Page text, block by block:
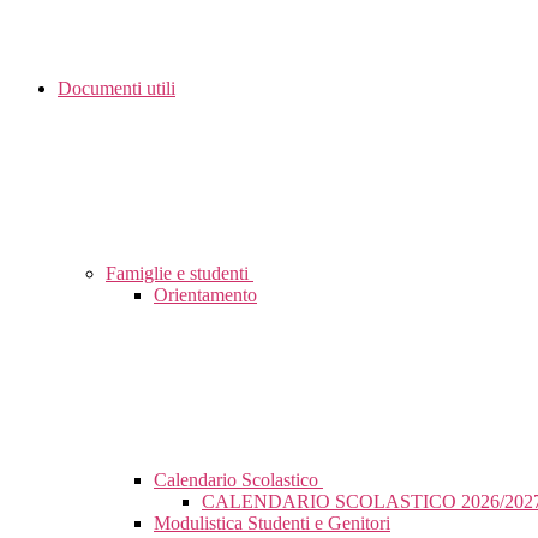
Documenti utili
Famiglie e studenti
Orientamento
Calendario Scolastico
CALENDARIO SCOLASTICO 2026/
Modulistica Studenti e Genitori